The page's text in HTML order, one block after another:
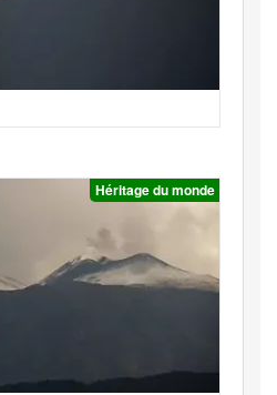
Héritage du monde